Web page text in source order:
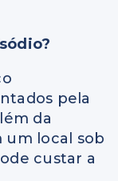
pela
da
um local sob
custar a